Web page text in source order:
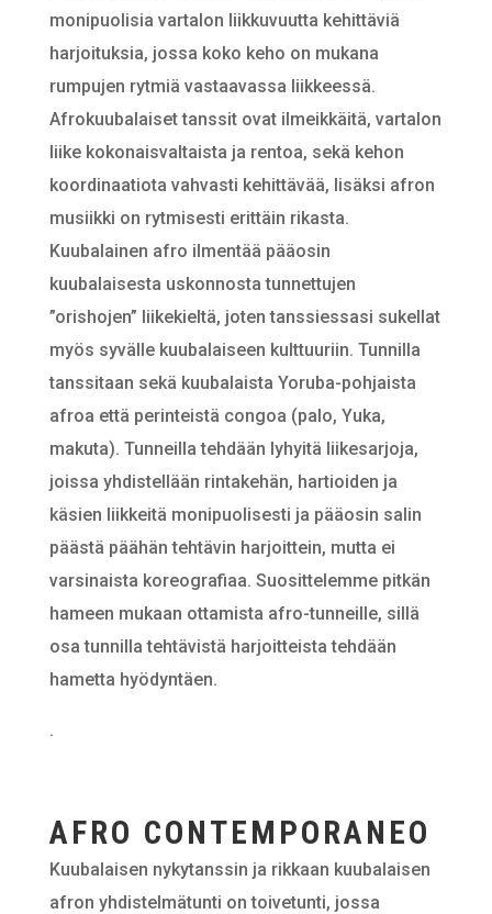
monipuolisia vartalon liikkuvuutta kehittäviä
harjoituksia, jossa koko keho on mukana
rumpujen rytmiä vastaavassa liikkeessä.
Afrokuubalaiset tanssit ovat ilmeikkäitä, vartalon
liike kokonaisvaltaista ja rentoa, sekä kehon
koordinaatiota vahvasti kehittävää, lisäksi afron
musiikki on rytmisesti erittäin rikasta.
Kuubalainen afro ilmentää pääosin
kuubalaisesta uskonnosta tunnettujen
”orishojen” liikekieltä, joten tanssiessasi sukellat
myös syvälle kuubalaiseen kulttuuriin. Tunnilla
tanssitaan sekä kuubalaista Yoruba-pohjaista
afroa että perinteistä congoa (palo, Yuka,
makuta). Tunneilla tehdään lyhyitä liikesarjoja,
joissa yhdistellään rintakehän, hartioiden ja
käsien liikkeitä monipuolisesti ja pääosin salin
päästä päähän tehtävin harjoittein, mutta ei
varsinaista koreografiaa. Suosittelemme pitkän
hameen mukaan ottamista afro-tunneille, sillä
osa tunnilla tehtävistä harjoitteista tehdään
hametta hyödyntäen.
.
AFRO CONTEMPORANEO
Kuubalaisen nykytanssin ja rikkaan kuubalaisen
afron yhdistelmätunti on toivetunti, jossa